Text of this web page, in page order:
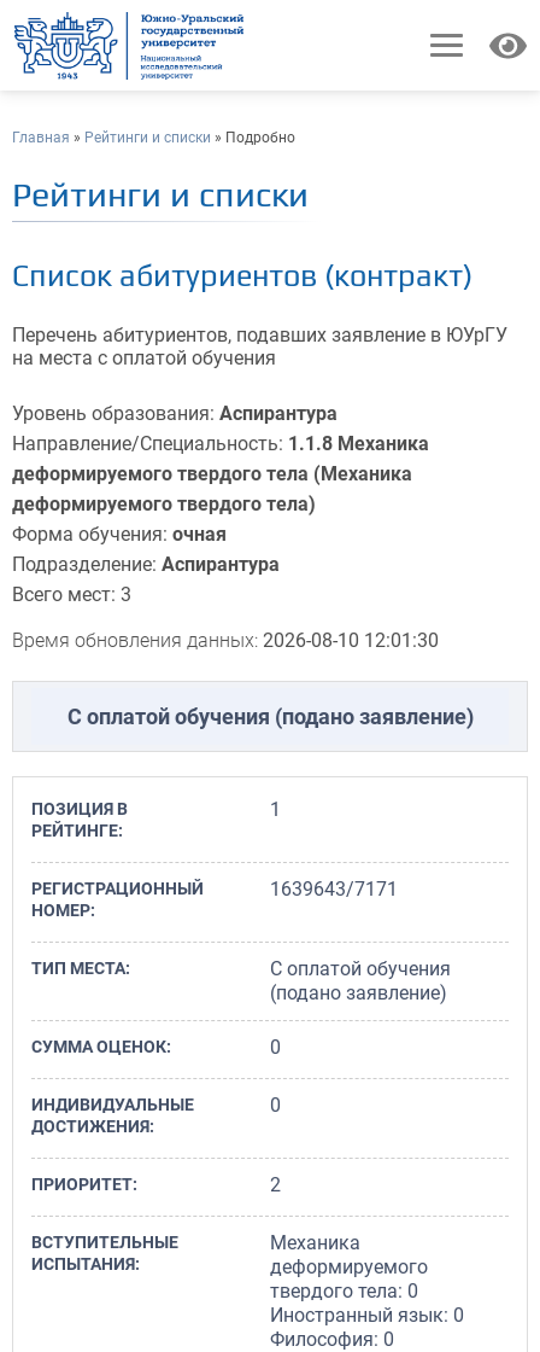
Главная » Рейтинги и списки » Подробно
Рейтинги и списки
Список абитуриентов (контракт)
Перечень абитуриентов, подавших заявление в ЮУрГУ
на места с оплатой обучения
Уровень образования: Аспирантура
Направление/Специальность: 1.1.8 Механика
деформируемого твердого тела (Механика
деформируемого твердого тела)
Форма обучения: очная
Подразделение: Аспирантура
Всего мест: 3
Время обновления данных: 2026-08-10 12:01:30
С оплатой обучения (подано заявление)
ПОЗИЦИЯ В
РЕЙТИНГЕ:
1
РЕГИСТРА­ЦИОННЫЙ
НОМЕР:
1639643/7171
ТИП МЕСТА:
С оплатой обучения
(подано заявление)
СУММА ОЦЕНОК: 0
ИНДИВИДУАЛЬНЫЕ
ДОСТИЖЕНИЯ:
0
ПРИОРИТЕТ: 2
ВСТУПИТЕЛЬНЫЕ
ИСПЫТАНИЯ:
Механика
деформируемого
твердого тела: 0
Иностранный язык: 0
Философия: 0